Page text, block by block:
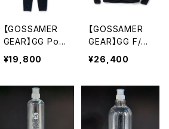
【GOSSAMER
GEAR】GG Pola
rtec® Alpha®
Direct 85 Pant
¥19,800
【GOSSAMER
GEAR】GG F/B
Polartec® Alp
ha® Direct Pul
¥26,400